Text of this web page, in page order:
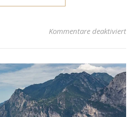
Kommentare deaktiviertfür